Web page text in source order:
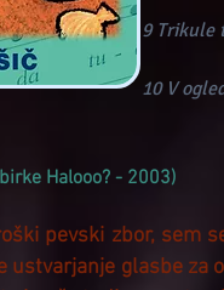
9 Trikule
10 V
Halooo? - 2003)
pevski zbor, sem
ustvarjanje glasbe za